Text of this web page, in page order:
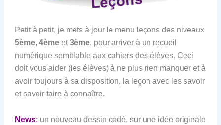
Petit à petit, je mets à jour le menu leçons des niveaux
5ème, 4èmeet3ème, pour arriver à un recueil
numérique semblable aux cahiers des élèves. Ceci
doit vous aider (les élèves) à ne plus rien manquer et à
avoir toujours à sa disposition, la leçon avec les savoir
et savoir faire à connaître.
News: un nouveau dessin codé, sur une idée originale